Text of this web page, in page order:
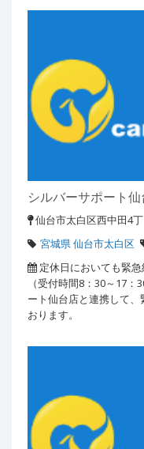
シルバーサポート
仙台市太白区西中田4
宮城県 仙台市太白区
定休日においても緊
（受付時間8：30～17
ート仙台店と連携して
おります。